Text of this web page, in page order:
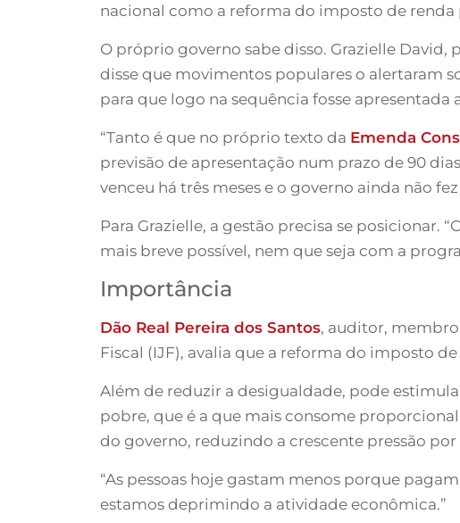
nacional como a reforma do imposto de renda
O próprio governo sabe disso. Grazielle
disse que movimentos populares o alertaram
para que logo na sequência fosse apresentada
“Tanto é que no próprio texto da Emenda
previsão de apresentação num prazo de 90
venceu há três meses e o governo ainda não
Para Grazielle, a gestão precisa se posicionar.
mais breve possível, nem que seja com a
Importância
Dão Real Pereira dos Santos, auditor,
Fiscal (IJF), avalia que a reforma do imposto
Além de reduzir a desigualdade, pode
pobre, que é a que mais consome
do governo, reduzindo a crescente pressão
“As pessoas hoje gastam menos porque
estamos deprimindo a atividade econômica.”